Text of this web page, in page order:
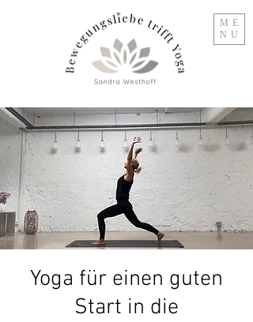
ME
NU
Yoga für einen guten
Start in die